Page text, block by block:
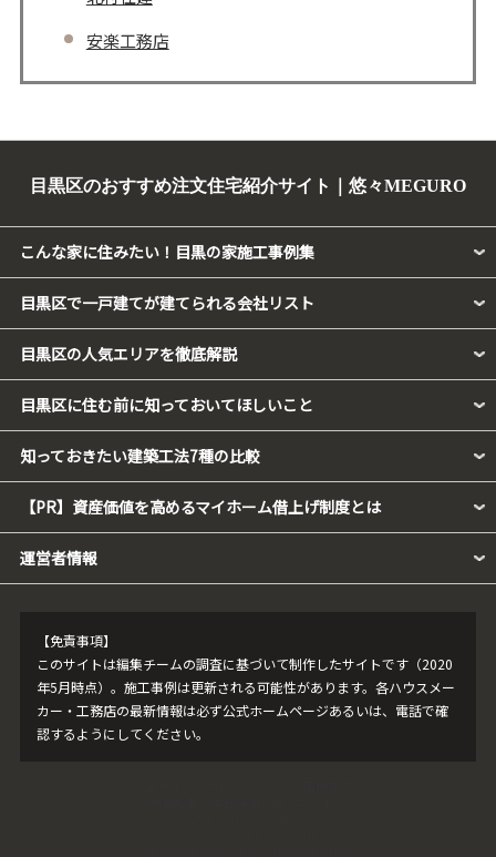
安楽工務店
目黒区のおすすめ注文住宅紹介サイト｜悠々MEGURO
こんな家に住みたい！目黒の家施工事例集
目黒区で一戸建てが建てられる会社リスト
目黒区の人気エリアを徹底解説
目黒区に住む前に知っておいてほしいこと
知っておきたい建築工法7種の比較
【PR】資産価値を高めるマイホーム借上げ制度とは
運営者情報
【免責事項】
このサイトは編集チームの調査に基づいて制作したサイトです（2020
年5月時点）。施工事例は更新される可能性があります。各ハウスメー
カー・工務店の最新情報は必ず公式ホームページあるいは、電話で確
認するようにしてください。